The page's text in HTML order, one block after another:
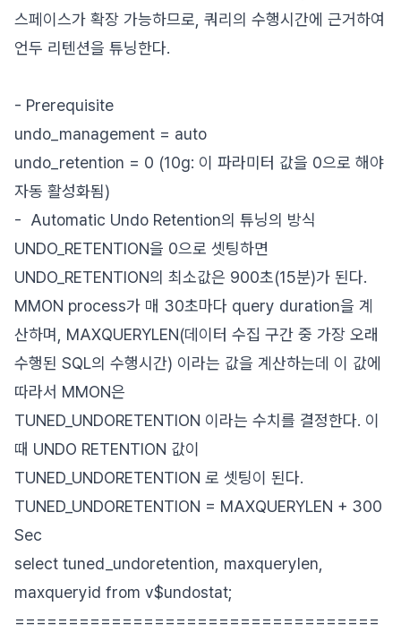
스페이스가 확장 가능하므로, 쿼리의 수행시간에 근거하여
언두 리텐션을 튜닝한다.
- Prerequisite
undo_management = auto
undo_retention = 0 (10g: 이 파라미터 값을 0으로 해야
자동 활성화됨)
- Automatic Undo Retention의 튜닝의 방식
UNDO_RETENTION을 0으로 셋팅하면
UNDO_RETENTION의 최소값은 900초(15분)가 된다.
MMON process가 매 30초마다 query duration을 계
산하며, MAXQUERYLEN(데이터 수집 구간 중 가장 오래
수행된 SQL의 수행시간) 이라는 값을 계산하는데 이 값에
따라서 MMON은
TUNED_UNDORETENTION 이라는 수치를 결정한다. 이
때 UNDO RETENTION 값이
TUNED_UNDORETENTION 로 셋팅이 된다.
TUNED_UNDORETENTION = MAXQUERYLEN + 300
Sec
select tuned_undoretention, maxquerylen,
maxqueryid from v$undostat;
==================================